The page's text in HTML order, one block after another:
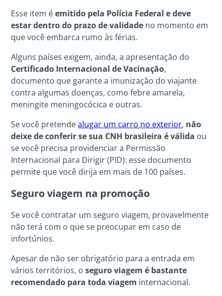
Esse item éemitido pela Polícia Federal e deve
estar dentro do prazo de validade no momento em
que você embarca rumo às férias.
Alguns países exigem, ainda, a apresentação do
Certificado Internacional de Vacinação,
documento que garante a imunização do viajante
contra algumas doenças, como febre amarela,
meningite meningocócica e outras.
Se você pretendealugar um carro no exterior, não
deixe de conferir se sua CNH brasileira é válida ou
se você precisa providenciar a Permissão
Internacional para Dirigir (PID): esse documento
permite que você dirija em mais de 100 países.
Seguro viagem na promoção
Se você contratar um seguro viagem, provavelmente
não terá com o que se preocupar em caso de
infortúnios.
Apesar de não ser obrigatório para a entrada em
vários territórios, oseguro viagem é bastante
recomendado para toda viagem internacional.